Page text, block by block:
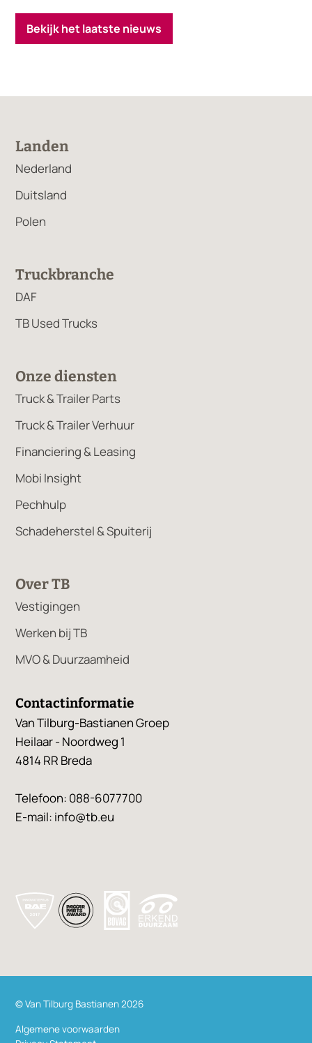
Bekijk het laatste nieuws
Landen
Nederland
Duitsland
Polen
Truckbranche
DAF
TB Used Trucks
Onze diensten
Truck & Trailer Parts
Truck & Trailer Verhuur
Financiering & Leasing
Mobi Insight
Pechhulp
Schadeherstel & Spuiterij
Over TB
Vestigingen
Werken bij TB
MVO & Duurzaamheid
Contactinformatie
Van Tilburg-Bastianen Groep
Heilaar - Noordweg 1
4814 RR Breda
Telefoon: 088-6077700
E-mail: info@tb.eu
© Van Tilburg Bastianen 2026
Algemene voorwaarden